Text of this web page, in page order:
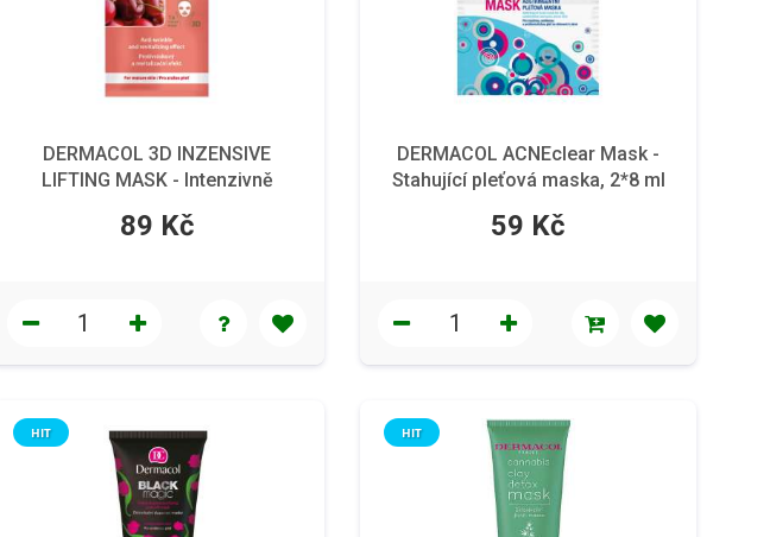
DERMACOL 3D INZENSIVE
LIFTING MASK - Intenzivně
89 Kč
DERMACOL ACNEclear Mask -
Stahující pleťová maska, 2*8 ml
59 Kč
HIT HIT